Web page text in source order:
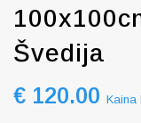
Švedija
€ 120.00 Kaina